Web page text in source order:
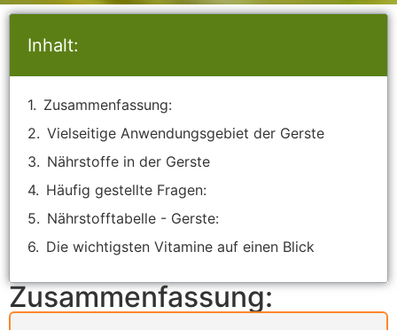
Inhalt:
Zusammenfassung:
Vielseitige Anwendungsgebiet der Gerste
Nährstoffe in der Gerste
Häufig gestellte Fragen:
Nährstofftabelle - Gerste:
Die wichtigsten Vitamine auf einen Blick
Zusammenfassung: